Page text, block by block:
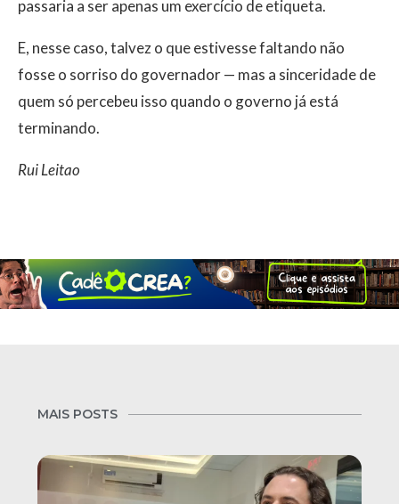
passaria a ser apenas um exercício de etiqueta.
E, nesse caso, talvez o que estivesse faltando não
fosse o sorriso do governador — mas a sinceridade de
quem só percebeu isso quando o governo já está
terminando.
Rui Leitao
MAIS POSTS